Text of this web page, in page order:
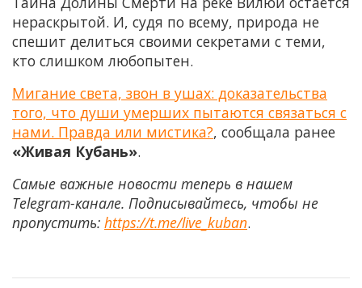
нераскрытой. И, судя по всему, природа не
спешит делиться своими секретами с теми,
кто слишком любопытен.
Мигание света, звон в ушах: доказательства
того, что души умерших пытаются связаться с
нами. Правда или мистика?, сообщала ранее
«Живая Кубань».
Самые важные новости теперь в нашем
Telegram-канале. Подписывайтесь, чтобы не
пропустить: https://t.me/live_kuban.